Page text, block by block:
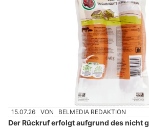
15.07.26 VON BELMEDIA REDAKTION
Der Rückruf erfolgt aufgrund des nicht